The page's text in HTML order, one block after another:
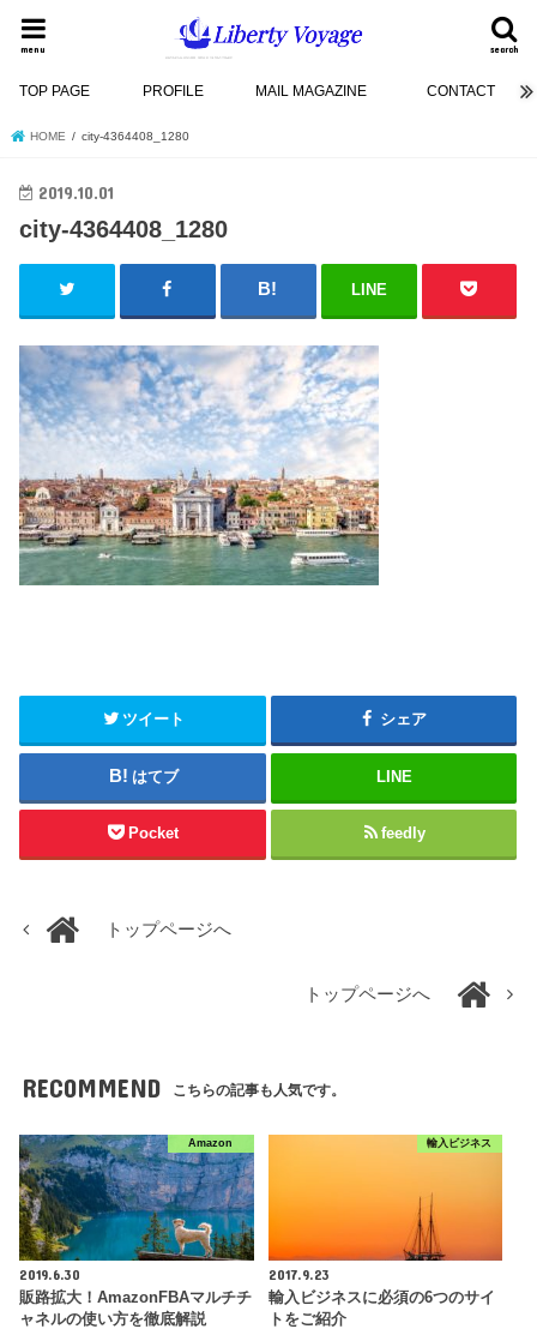
search
menu
TOP PAGE PROFILE MAIL MAGAZINE CONTACT
HOME city-4364408_1280
2019.10.01
city-4364408_1280
LINE
ツイート シェア
はてブ LINE
Pocket feedly
トップページへ
トップページへ
RECOMMEND こちらの記事も人気です。
Amazon
2019.6.30
販路拡大！AmazonFBAマルチチ
ャネルの使い方を徹底解説
輸入ビジネス
2017.9.23
輸入ビジネスに必須の6つのサイ
トをご紹介